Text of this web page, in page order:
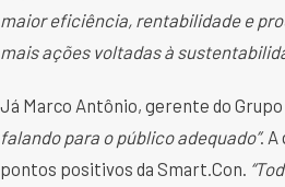
maior eficiência, rentabilidade e
mais ações voltadas à
Já Marco Antônio, gerente do
falando para o público adequado”. A
pontos positivos da Smart.Con.